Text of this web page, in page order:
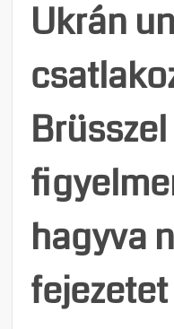
Ukrán
hagyva